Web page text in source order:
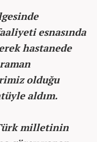
esnasında
hastanede
olduğu
aldım.
milletinin